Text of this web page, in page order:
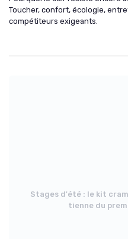
Toucher, confort, écologie,
compétiteurs exigeants.
Stages d'été : le kit
tienne du